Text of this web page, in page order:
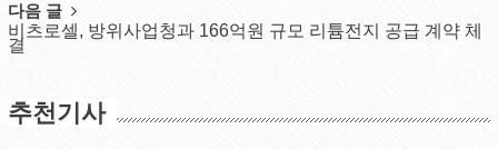
다음 글
비츠로셀, 방위사업청과 166억원 규모 리튬전지 공급 계약 체
결
추천기사